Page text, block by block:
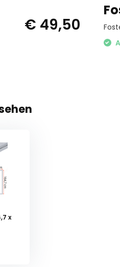
€ 49,50
x